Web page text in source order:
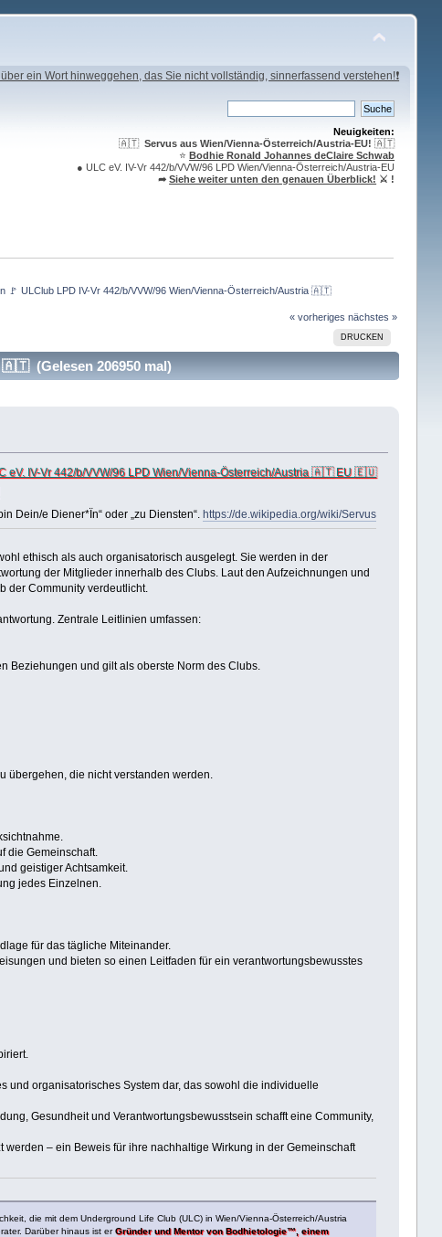
ein Wort hinweggehen, das Sie nicht vollständig, sinnerfassend verstehen!❗
Neuigkeiten:
🇦🇹Servus aus Wien/Vienna-Österreich/Austria-EU! 🇦🇹
⭐️Bodhie Ronald Johannes deClaire Schwab
● ULC eV. IV-Vr 442/b/VVW/96 LPD Wien/Vienna-Österreich/Austria-EU
➦Siehe weiter unten den genauen Überblick! ⚔ !
🚩 ULClub LPD IV-Vr 442/b/VVW/96 Wien/Vienna-Österreich/Austria 🇦🇹
« vorheriges nächstes »
DRUCKEN
🇦🇹 (Gelesen 206950 mal)
eV. IV-Vr 442/b/VVW/96 LPD Wien/Vienna-Österreich/Austria 🇦🇹 EU 🇪🇺
Dein/e Diener*Ïn“ oder „zu Diensten“.https://de.wikipedia.org/wiki/Servus
ethisch als auch organisatorisch ausgelegt. Sie werden in der
der Mitglieder innerhalb des Clubs. Laut den Aufzeichnungen und
der Community verdeutlicht.
Zentrale Leitlinien umfassen:
Beziehungen und gilt als oberste Norm des Clubs.
übergehen, die nicht verstanden werden.
die Gemeinschaft.
geistiger Achtsamkeit.
jedes Einzelnen.
für das tägliche Miteinander.
und bieten so einen Leitfaden für ein verantwortungsbewusstes
und organisatorisches System dar, das sowohl die individuelle
Gesundheit und Verantwortungsbewusstsein schafft eine Community,
– ein Beweis für ihre nachhaltige Wirkung in der Gemeinschaft
die mit dem Underground Life Club (ULC) in Wien/Vienna-Österreich/Austria
Darüber hinaus ist erGründer und Mentor von Bodhietologie™, einem